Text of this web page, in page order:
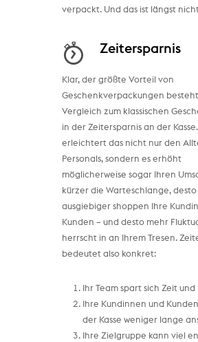
verpackt. Und das ist längst
Zeitersparnis
Klar, der größte Vorteil von
Geschenkverpackungen
Vergleich zum klassischen
in der Zeitersparnis an der
erleichtert das nicht nur den
Personals, sondern es erhöht
möglicherweise sogar Ihren
kürzer die Warteschlange, desto
ausgiebiger shoppen Ihre
Kunden – und desto mehr
herrscht in an Ihrem Tresen.
bedeutet also konkret:
Ihr Team spart sich Zeit
Ihre Kundinnen und
der Kasse weniger lange
Ihre Zielgruppe kann viel